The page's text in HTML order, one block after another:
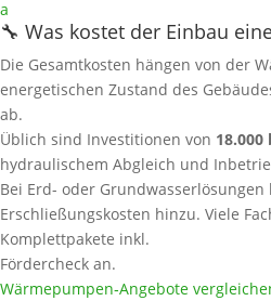
a
🔧 Was kostet der Einbau
Die Gesamtkosten hängen von der
energetischen Zustand des
ab.
Üblich sind Investitionen von 18.000
hydraulischem Abgleich und
Bei Erd- oder Grundwasserlösungen
Erschließungskosten hinzu. Viele
Komplettpakete inkl.
Fördercheck an.
Wärmepumpen‑Angebote